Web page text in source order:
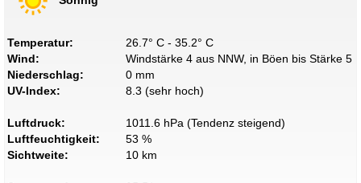
Temperatur:
26.7° C - 35.2° C
Wind:
Windstärke 4 aus NNW, in Böen bis Stärke 5
Niederschlag:
0 mm
UV-Index:
8.3 (sehr hoch)
Luftdruck:
1011.6 hPa (Tendenz steigend)
Luftfeuchtigkeit:
53 %
Sichtweite:
10 km